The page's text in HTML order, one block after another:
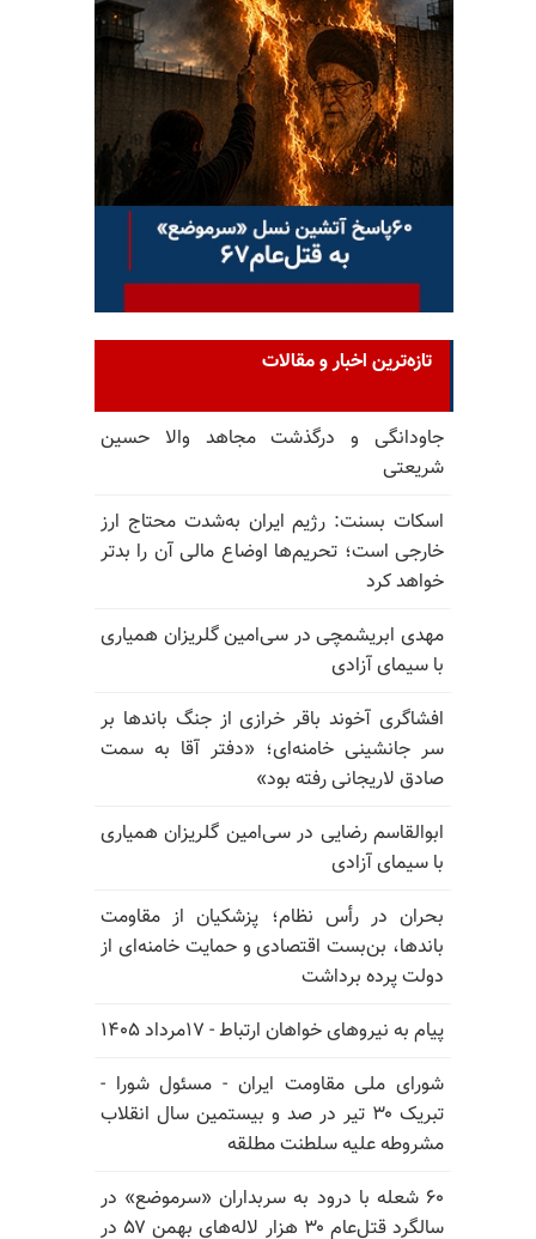
تازه‌ترین اخبار و مقالات
جاودانگی و درگذشت مجاهد والا حسین
شریعتی
اسکات بسنت: رژیم ایران به‌شدت محتاج ارز
خارجی است؛ تحریم‌ها اوضاع مالی آن را بدتر
خواهد کرد
مهدی ابریشمچی در سی‌امین گلریزان همیاری
با سیمای آزادی
افشاگری آخوند باقر خرازی از جنگ باندها بر
سر جانشینی خامنه‌ای؛ «دفتر آقا به سمت
صادق لاریجانی رفته بود»
ابوالقاسم رضایی در سی‌امین گلریزان همیاری
با سیمای آزادی
بحران در رأس نظام؛ پزشکیان از مقاومت
باندها، بن‌بست اقتصادی و حمایت خامنه‌ای از
دولت پرده برداشت
پیام به نیروهای خواهان ارتباط - ۱۷مرداد ۱۴۰۵
شورای ملی مقاومت ایران - مسئول شورا -
تبریک ۳۰ تیر در صد و بیستمین سال انقلاب
مشروطه علیه سلطنت مطلقه
۶۰ شعله با درود به سربداران «سرموضع» در
سالگرد قتل‌عام ۳۰ هزار لاله‌های بهمن ۵۷ در